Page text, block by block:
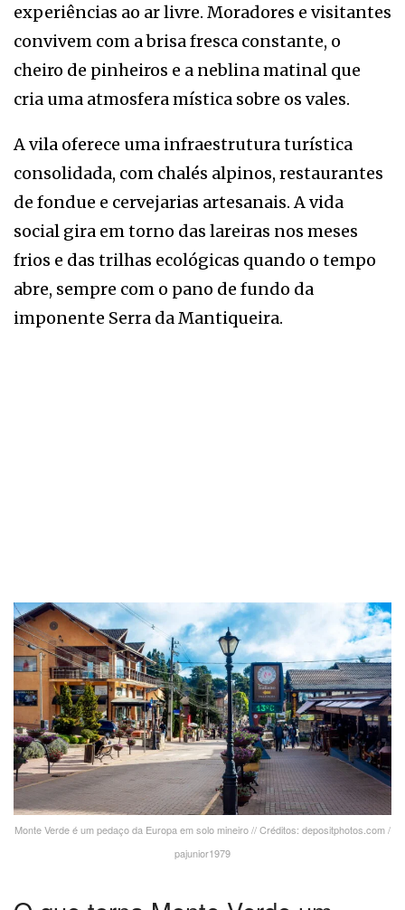
experiências ao ar livre. Moradores e visitantes
convivem com a brisa fresca constante, o
cheiro de pinheiros e a neblina matinal que
cria uma atmosfera mística sobre os vales.
A vila oferece uma infraestrutura turística
consolidada, com chalés alpinos, restaurantes
de fondue e cervejarias artesanais. A vida
social gira em torno das lareiras nos meses
frios e das trilhas ecológicas quando o tempo
abre, sempre com o pano de fundo da
imponente Serra da Mantiqueira.
Monte Verde é um pedaço da Europa em solo mineiro // Créditos: depositphotos.com /
pajunior1979